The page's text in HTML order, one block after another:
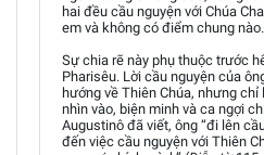
hai đều cầu nguyện với Chúa
em và không có điểm chung nào.
Sự chia rẽ này phụ thuộc trước
Pharisêu. Lời cầu nguyện của
hướng về Thiên Chúa, nhưng
nhìn vào, biện minh và ca ngợi
Augustinô đã viết, ông “đi lên
đến việc cầu nguyện với Thiên